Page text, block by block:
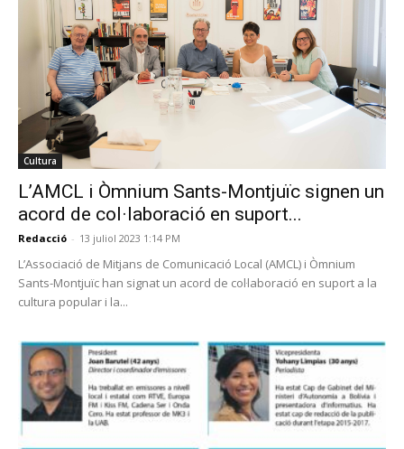
Cultura
L’AMCL i Òmnium Sants-Montjuïc signen un
acord de col·laboració en suport...
Redacció - 13 juliol 2023 1:14 PM
L’Associació de Mitjans de Comunicació Local (AMCL) i Òmnium
Sants-Montjuïc han signat un acord de col·laboració en suport a la
cultura popular i la...